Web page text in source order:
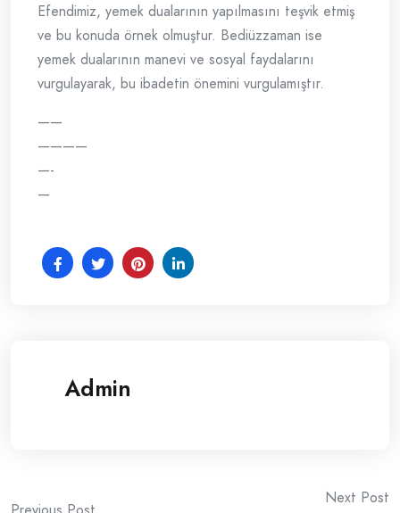
Efendimiz, yemek dualarının yapılmasını teşvik etmiş
ve bu konuda örnek olmuştur. Bediüzzaman ise
yemek dualarının manevi ve sosyal faydalarını
vurgulayarak, bu ibadetin önemini vurgulamıştır.
——
————
—-
—
Admin
Next Post